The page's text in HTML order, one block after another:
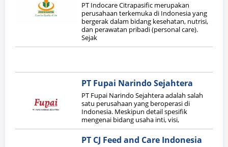
PT Indocare Citrapasific merupakan
perusahaan terkemuka di Indonesia yang
bergerak dalam bidang kesehatan, nutrisi,
dan perawatan pribadi (personal care).
Sejak
PT Fupai Narindo Sejahtera
PT Fupai Narindo Sejahtera adalah salah
satu perusahaan yang beroperasi di
Indonesia. Meskipun detail spesifik
mengenai bidang usaha inti, visi,
PT CJ Feed and Care Indonesia